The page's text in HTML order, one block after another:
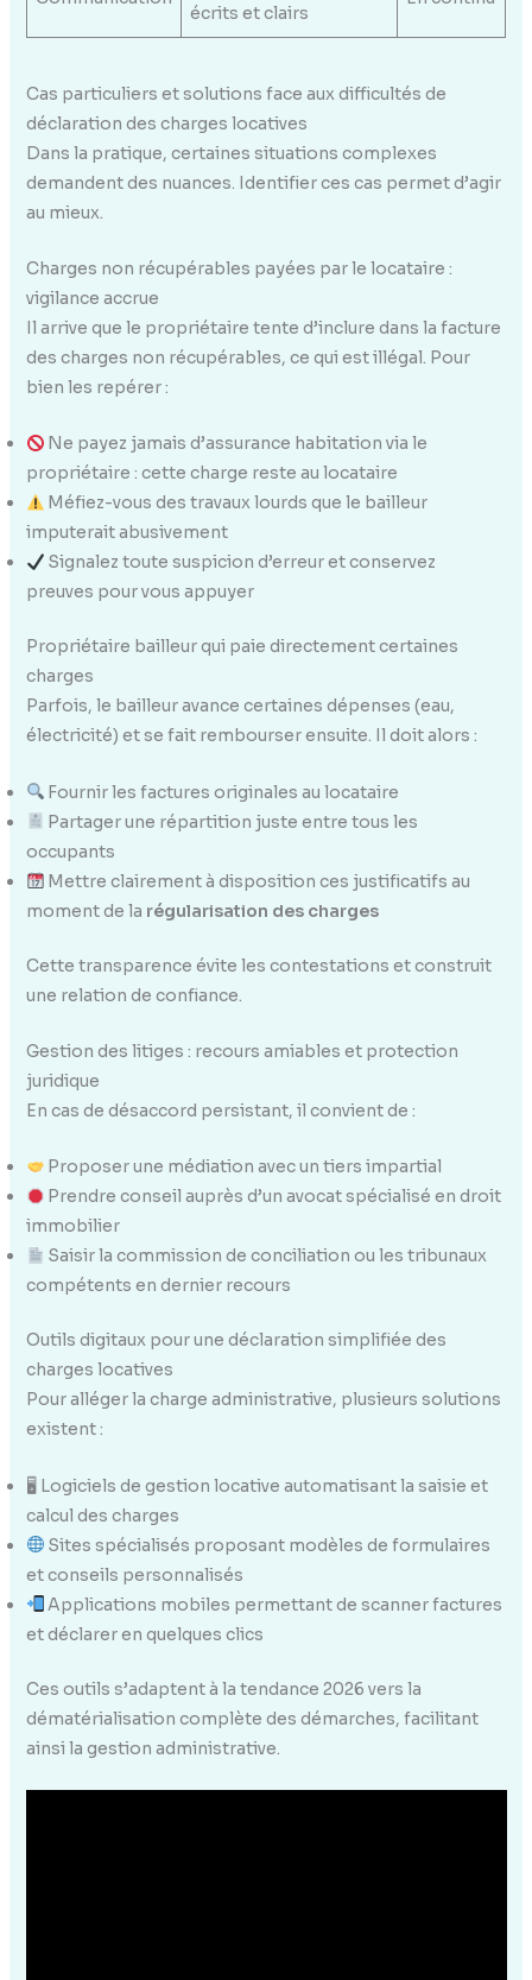
écrits et clairs
Cas particuliers et solutions face aux difficultés de
déclaration des charges locatives
Dans la pratique, certaines situations complexes
demandent des nuances. Identifier ces cas permet d’agir
au mieux.
Charges non récupérables payées par le locataire :
vigilance accrue
Il arrive que le propriétaire tente d’inclure dans la facture
des charges non récupérables, ce qui est illégal. Pour
bien les repérer :
Ne payez jamais d’assurance habitation via le
propriétaire : cette charge reste au locataire
Méfiez-vous des travaux lourds que le bailleur
imputerait abusivement
Signalez toute suspicion d’erreur et conservez
preuves pour vous appuyer
Propriétaire bailleur qui paie directement certaines
charges
Parfois, le bailleur avance certaines dépenses (eau,
électricité) et se fait rembourser ensuite. Il doit alors :
Fournir les factures originales au locataire
Partager une répartition juste entre tous les
occupants
Mettre clairement à disposition ces justificatifs au
moment de la régularisation des charges
Cette transparence évite les contestations et construit
une relation de confiance.
Gestion des litiges : recours amiables et protection
juridique
En cas de désaccord persistant, il convient de :
Proposer une médiation avec un tiers impartial
Prendre conseil auprès d’un avocat spécialisé en droit
immobilier
Saisir la commission de conciliation ou les tribunaux
compétents en dernier recours
Outils digitaux pour une déclaration simplifiée des
charges locatives
Pour alléger la charge administrative, plusieurs solutions
existent :
🖥 Logiciels de gestion locative automatisant la saisie et
calcul des charges
Sites spécialisés proposant modèles de formulaires
et conseils personnalisés
Applications mobiles permettant de scanner factures
et déclarer en quelques clics
Ces outils s’adaptent à la tendance 2026 vers la
dématérialisation complète des démarches, facilitant
ainsi la gestion administrative.